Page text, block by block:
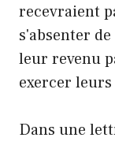
recevraient
s'absenter
leur revenu
exercer
Dans une